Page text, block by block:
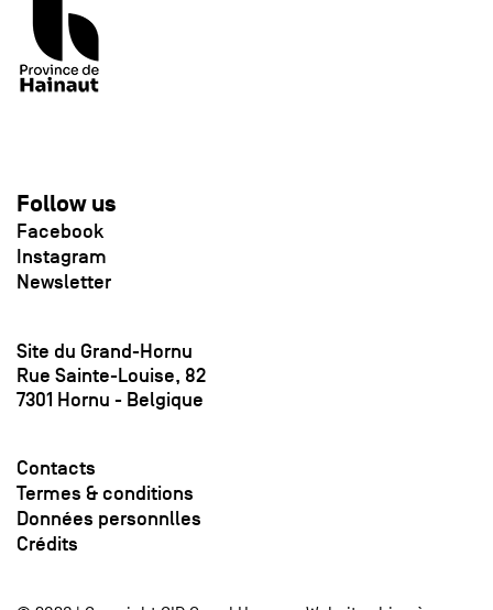
Follow us
Facebook
Instagram
Newsletter
Site du Grand-Hornu
Rue Sainte-Louise, 82
7301 Hornu - Belgique
Contacts
Termes & conditions
Données personnlles
Crédits